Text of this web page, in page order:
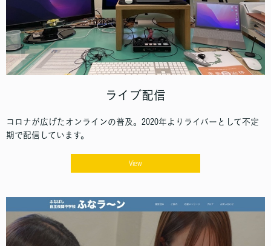
ライブ配信
コロナが広げたオンラインの普及。2020年よりライバーとして不定
期で配信しています。
View